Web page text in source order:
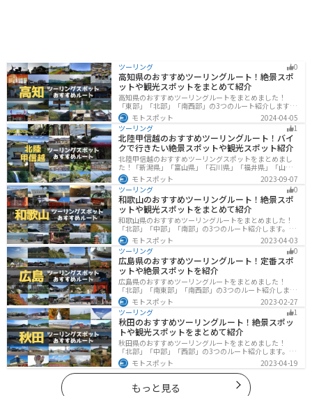
ツーリング 0
高知県のおすすめツーリングルート！絶景スポ
ットや観光スポットをまとめて紹介
高知県のおすすめツーリングルートをまとめました！
「東部」「北部」「南西部」の3つのルート紹介します。
山と海どちらも楽しめるスポットが多数あり、様々な楽
しみ方ができます。バイクで高知県にツーリングに行く
際は参考にしてください。
モトスポット
2024-04-05
ツーリング
1
北陸甲信越のおすすめツーリングルート！バイ
クで行きたい絶景スポットや観光スポット紹介
北陸甲信越のおすすめツーリングスポットをまとめまし
た！「新潟県」「富山県」「石川県」「福井県」「山梨
県」「長野県」の各県の観光地紹介します。自然豊かな
山々や湖、温泉地が点在し、四季折々の景色を楽しめる
スポットが多数あります。バイクで北陸甲信越にツーリ
ングに行く際は参考にしてください。
モトスポット
2023-09-07
ツーリング
0
和歌山のおすすめツーリングルート！絶景スポ
ットや観光スポットをまとめて紹介
和歌山県のおすすめツーリングルートをまとめました！
「北部」「中部」「南部」の3つのルート紹介します。海
と山に囲まれた自然豊かなエリアが広がり、様々な楽し
み方ができます。バイクで和歌山県にツーリングに行く
際は参考にしてください。
モトスポット
2023-04-03
ツーリング
0
広島県のおすすめツーリングルート！定番スポ
ットや絶景スポットを紹介
広島県のおすすめツーリングルートをまとめました！
「北部」「南東部」「南西部」の3つのルート紹介しま
す。自然豊かな山と海だけでなく、歴史的価値のある建
造物も多数あるので、飽きることなくツーリングを堪能
できます。バイクで広島県にツーリングに行く際は参考
にしてください。
モトスポット
2023-02-27
ツーリング
1
秋田のおすすめツーリングルート！絶景スポッ
トや観光スポットをまとめて紹介
秋田県のおすすめツーリングルートをまとめました！
「北部」「中部」「西部」の3つのルート紹介します。自
然豊かな山々や湖、温泉地が点在し、四季折々の景色を
楽しめるスポットが多数あります。バイクで秋田県にツ
ーリングに行く際は参考にしてください。
モトスポット 2023-04-19
もっと見る